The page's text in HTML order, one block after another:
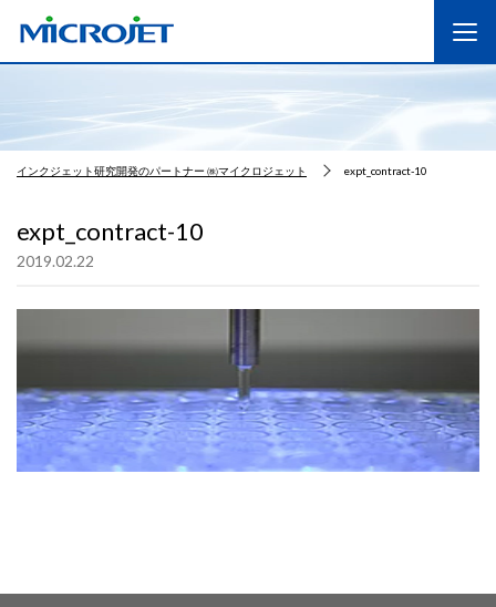
インクジェット研究開発のパートナー ㈱マイクロジェット expt_contract-10
expt_contract-10
2019.02.22